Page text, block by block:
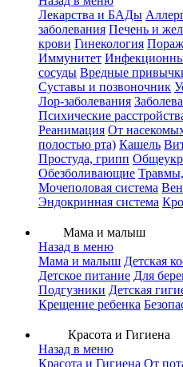
Лекарства и БАДы
заболевания Печень и
крови Гинекология
Иммунитет
сосуды Вредные
Суставы и позвоночник
Лор-заболевания
Психические
Реанимация От
полостью рта) Кашель
Простуда, грипп
Обезболивающие
Мочеполовая система
Эндокринная система
Мама и малыш
Назад в меню
Мама и малыш Детская
Детское питание Для
Подгузники Детская
Крещение ребенка
Красота и Гигиена
Назад в меню
Красота и Гигиена От